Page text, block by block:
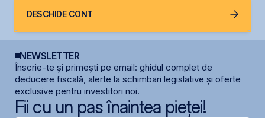
DESCHIDE CONT
NEWSLETTER
Înscrie-te și primești pe email: ghidul complet de
deducere fiscală, alerte la schimbari legislative și oferte
exclusive pentru investitori noi.
Fii cu un pas înaintea pieței!